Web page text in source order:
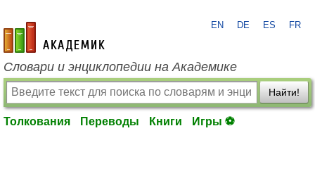
academic.ru
EN DE ES FR
Словари и энциклопедии на Академике
Найти!
Толкования Переводы Книги Игры ⚽